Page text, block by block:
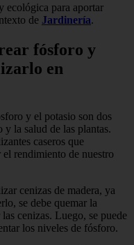
ecológica para aportar
de Jardinería.
fósforo y
en
y el potasio son dos
y la salud de las plantas.
caseros que
el rendimiento de nuestro
cenizas de madera, ya
se debe quemar la
cenizas. Luego, se puede
los niveles de fósforo.